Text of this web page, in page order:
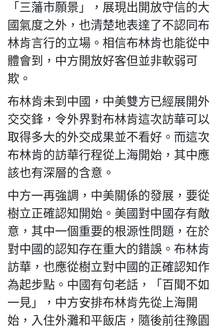
「三藩市願景」，展現出開放守信的大
國氣度之外，也清楚地表達了不認同布
林肯言行的立場。相信布林肯也能從中
體會到，中方開放好客但並非軟弱可
欺。
布林肯未到中國，中美雙方已經展開外
交交鋒，令外界對布林肯這次訪華可以
取得多大的外交成果並不看好。而這次
布林肯的訪華行程從上海開始，其中應
該也有深層的含意。
中方一再強調，中美關係的發展，要從
樹立正確認知開始。美國對中國存有敵
意，其中一個重要的根源性問題，在於
對中國的認知存在重大的錯誤。布林肯
訪華，也應從樹立對中國的正確認知作
為起步點。中國有句老話，「百聞不如
一見」，中方安排布林肯先從上海開
始，入住外灘和平飯店，隨後前往豫園